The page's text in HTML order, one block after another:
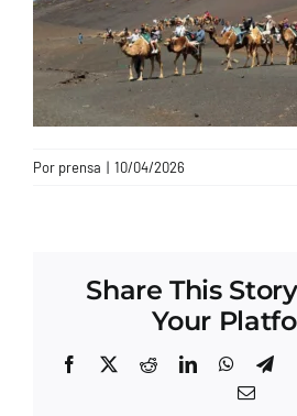
Por prensa | 10/04/2026
Share This
Your
Facebook
X RedditLinkedIn
Correo